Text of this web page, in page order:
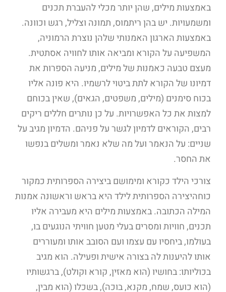
באמצעות מילים, שהן יותר מכלי להעברת תכנים
ומשמעויות. יש בהן ריתמוס, תמונה וצליל, רגש וכוונה.
באמצעות הארגון האמנותי שלהן נוצרת הרמוניה,
המשפיעה על הקורא ומביאה אותו לחוויה אסתטית.
מעצם טבעה כאמנות של מילים, מניעה הספרות את
דמיונו של הקורא לתת ביטוי לרשמיו. היא פונה אליו
בכוח סימנים (מילים, משפטים, הגאים), שאין בכוחם
למצות את כל האפשרויות. על כן נותרים חללים ריקים
רבים, הקוראים לדמיון לגשר על פניהם. הדמיון מגיב על
שניים: על הנאמר ועל מה שלא נאמר ומשלים בנפשו
את החסר.
צורכי הילד כקורא ומימושם ביצירה הספרותית כמקור
כוחהיצירה הספרותית לילד היא בראש וראשונה אמנות
המילה הכתובה. באמצעות מילים היא מעבירה אליו
תכנים, חוויות ומסרים בעלי מטען חוויתי הנוגעים בו,
בעולמו, ביחסיו עם עצמו ועם הסובב אותו ומעוררים
אותו להיענות לה בצורה אישית ופעילה. הוא מגיב
בכוליותו: בחושיו (הוא מאזין, קורא וקולט), ברגשותיו
(הוא כועס, שמח, מקנא, בוכה), בשכלו (הוא מבין,